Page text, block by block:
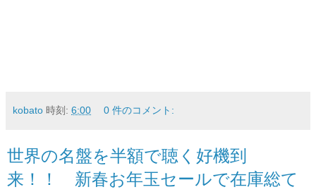
kobato 時刻: 6:00 0 件のコメント:
世界の名盤を半額で聴く好機到
来！！ 新春お年玉セールで在庫総て